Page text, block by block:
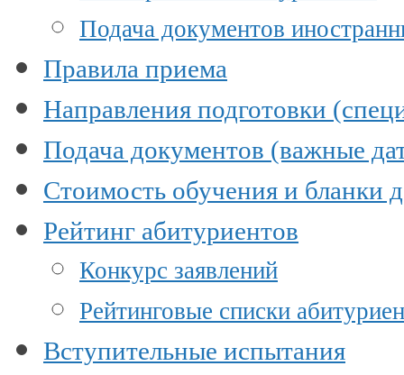
Подача документов
Правила приема
Направления подготовки
Подача документов (важные
Стоимость обучения и бланки
Рейтинг абитуриентов
Конкурс заявлений
Рейтинговые списки
Вступительные испытания